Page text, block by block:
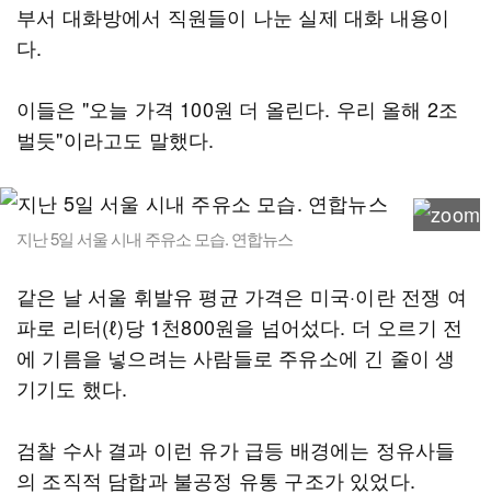
부서 대화방에서 직원들이 나눈 실제 대화 내용이
다.
이들은 "오늘 가격 100원 더 올린다. 우리 올해 2조
벌듯"이라고도 말했다.
지난 5일 서울 시내 주유소 모습. 연합뉴스
같은 날 서울 휘발유 평균 가격은 미국·이란 전쟁 여
파로 리터(ℓ)당 1천800원을 넘어섰다. 더 오르기 전
에 기름을 넣으려는 사람들로 주유소에 긴 줄이 생
기기도 했다.
검찰 수사 결과 이런 유가 급등 배경에는 정유사들
의 조직적 담합과 불공정 유통 구조가 있었다.